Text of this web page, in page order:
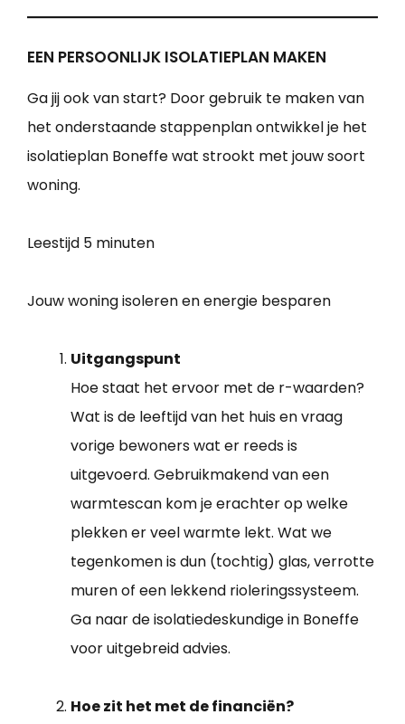
EEN PERSOONLIJK ISOLATIEPLAN MAKEN
Ga jij ook van start? Door gebruik te maken van
het onderstaande stappenplan ontwikkel je het
isolatieplan Boneffe wat strookt met jouw soort
woning.
Leestijd 5 minuten
Jouw woning isoleren en energie besparen
Uitgangspunt
Hoe staat het ervoor met de r-waarden?
Wat is de leeftijd van het huis en vraag
vorige bewoners wat er reeds is
uitgevoerd. Gebruikmakend van een
warmtescan kom je erachter op welke
plekken er veel warmte lekt. Wat we
tegenkomen is dun (tochtig) glas, verrotte
muren of een lekkend rioleringssysteem.
Ga naar de isolatiedeskundige in Boneffe
voor uitgebreid advies.
Hoe zit het met de financiën?